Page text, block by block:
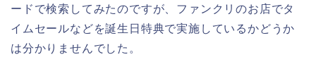
ードで検索してみたのですが、ファンクリのお店でタ
イムセールなどを誕生日特典で実施しているかどうか
は分かりませんでした。